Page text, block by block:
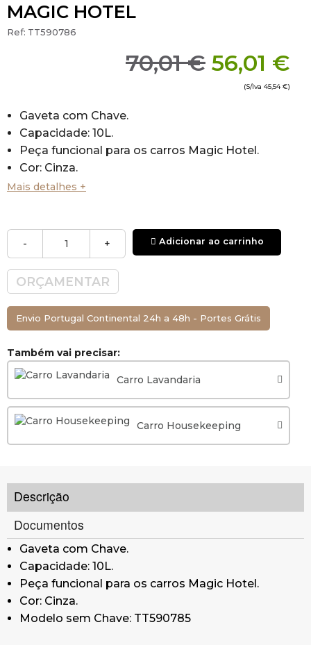
MAGIC HOTEL
Ref: TT590786
70,01 € 56,01 €
(S/Iva 45,54 €)
Gaveta com Chave.
Capacidade: 10L.
Peça funcional para os carros Magic Hotel.
Cor: Cinza.
Modelo sem Chave: TT590785
Mais detalhes +
- + Adicionar ao carrinho
ORÇAMENTAR
Envio Portugal Continental 24h a 48h - Portes Grátis
Também vai precisar:
Carro Lavandaria
Carro Housekeeping
Descrição
Documentos
Gaveta com Chave.
Capacidade: 10L.
Peça funcional para os carros Magic Hotel.
Cor: Cinza.
Modelo sem Chave: TT590785